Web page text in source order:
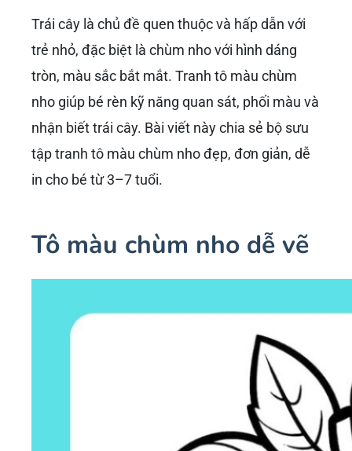
Trái cây là chủ đề quen thuộc và hấp dẫn với
trẻ nhỏ, đặc biệt là chùm nho với hình dáng
tròn, màu sắc bắt mắt. Tranh tô màu chùm
nho giúp bé rèn kỹ năng quan sát, phối màu và
nhận biết trái cây. Bài viết này chia sẻ bộ sưu
tập tranh tô màu chùm nho đẹp, đơn giản, dễ
in cho bé từ 3–7 tuổi.
Tô màu chùm nho dễ vẽ